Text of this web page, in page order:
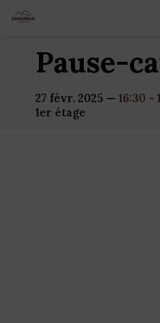
Pause-
27 févr. 2025 — 16:30 -
1er étage